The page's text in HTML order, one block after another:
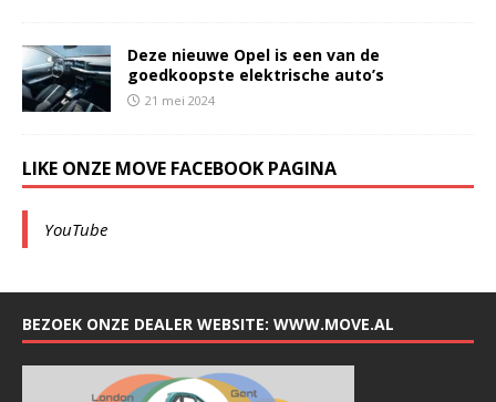
Deze nieuwe Opel is een van de
goedkoopste elektrische auto’s
21 mei 2024
LIKE ONZE MOVE FACEBOOK PAGINA
YouTube
BEZOEK ONZE DEALER WEBSITE: WWW.MOVE.AL